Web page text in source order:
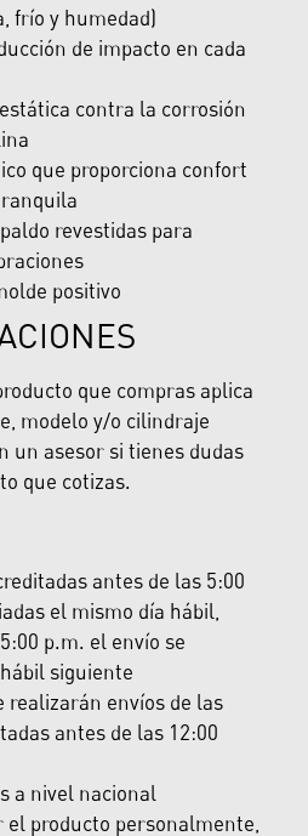
frío y humedad)
de impacto en cada
contra la corrosión
que proporciona confort
revestidas para
positivo
que compras aplica
modelo y/o cilindraje
un asesor si tienes dudas
que cotizas.
antes de las 5:00
el mismo día hábil,
p.m. el envío se
siguiente
realizarán envíos de las
antes de las 12:00
a nivel nacional
el producto personalmente,